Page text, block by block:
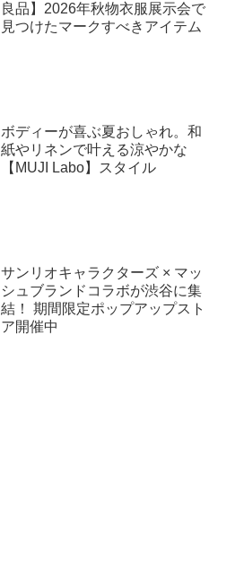
良品】2026年秋物衣服展示会で
見つけたマークすべきアイテム
ボディーが喜ぶ夏おしゃれ。和
紙やリネンで叶える涼やかな
【MUJI Labo】スタイル
サンリオキャラクターズ × マッ
シュブランドコラボが渋谷に集
結！ 期間限定ポップアップスト
ア開催中